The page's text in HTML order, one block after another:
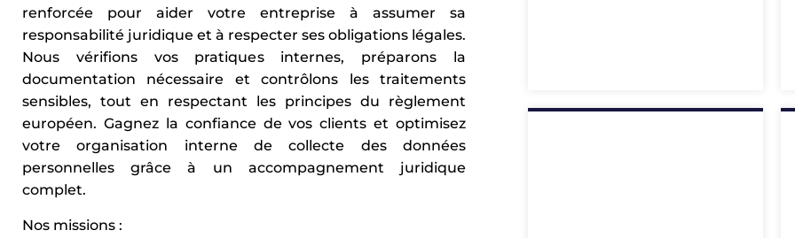
renforcée pour aider votre entreprise à assumer sa
responsabilité juridique et à respecter ses obligations légales.
Nous vérifions vos pratiques internes, préparons la
documentation nécessaire et contrôlons les traitements
sensibles, tout en respectant les principes du règlement
européen. Gagnez la confiance de vos clients et optimisez
votre organisation interne de collecte des données
personnelles grâce à un accompagnement juridique
complet.
Nos missions :